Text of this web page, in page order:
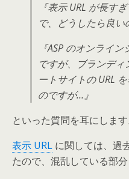
『表示 URL が長す
で、どうしたら良い
『ASP のオンライ
ですが、ブランデ
ートサイトの URL
のですが…』
といった質問を耳にします
表示 URL に関しては、過
たので、混乱している部分